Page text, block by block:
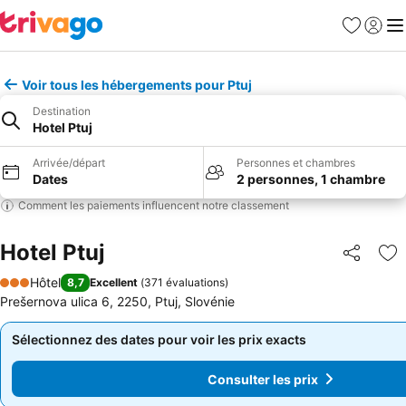
Favoris
Se
Voir tous les hébergements pour Ptuj
Destination
Hotel Ptuj
Arrivée/départ
Dates
Personnes et chambres
2 personnes, 1 chambre
Comment les paiements influencent notre classement
Hotel Ptuj Partager
3 Étoiles
Hôtel 8,7 Excellent (371 évaluations)
Prešernova ulica 6, 2250, Ptuj, Slovénie
Sélectionnez des dates pour voir les prix exacts
Consulter les prix
Sélectionnez des dates pour voir les prix exacts
Consulter les prix